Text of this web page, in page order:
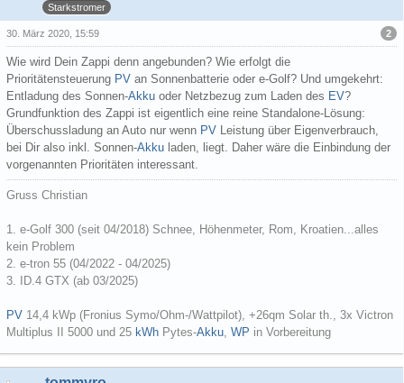
Starkstromer
2
30. März 2020, 15:59
Wie wird Dein Zappi denn angebunden? Wie erfolgt die
Prioritätensteuerung PV an Sonnenbatterie oder e-Golf? Und umgekehrt:
Entladung des Sonnen-Akku oder Netzbezug zum Laden des EV?
Grundfunktion des Zappi ist eigentlich eine reine Standalone-Lösung:
Überschussladung an Auto nur wenn PV Leistung über Eigenverbrauch,
bei Dir also inkl. Sonnen-Akku laden, liegt. Daher wäre die Einbindung der
vorgenannten Prioritäten interessant.
Gruss Christian
1. e-Golf 300 (seit 04/2018) Schnee, Höhenmeter, Rom, Kroatien...alles
kein Problem
2. e-tron 55 (04/2022 - 04/2025)
3. ID.4 GTX (ab 03/2025)
PV 14,4 kWp (Fronius Symo/Ohm-/Wattpilot), +26qm Solar th., 3x Victron
Multiplus II 5000 und 25 kWh Pytes-Akku, WP in Vorbereitung